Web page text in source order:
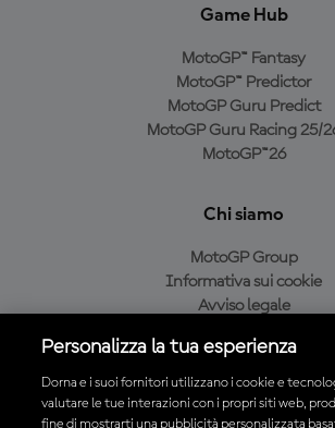
Game Hub
MotoGP™ Fantasy
MotoGP™ Predictor
MotoGP Guru Predict
MotoGP Guru Racing 25/
MotoGP™26
Chi siamo
MotoGP Group
Informativa sui cookie
Avviso legale
Condizioni di acquisto
Personalizza la tua esperienza
Dorna e i suoi fornitori utilizzano i cookie e
valutare le tue interazioni con i propri siti web,
fine di mostrarti una pubblicità personalizzata